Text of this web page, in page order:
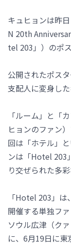
キュヒョンは昨
N 20th
tel 203」）のポ
公開されたポス
支配人に変身し
「ルーム」と「
ヒョンのファン
回は「ホテル」
ンは「Hotel 203
り交ぜられた多
「Hotel 203」
開催する単独フ
ソウル広津（ク
に、6月19日に